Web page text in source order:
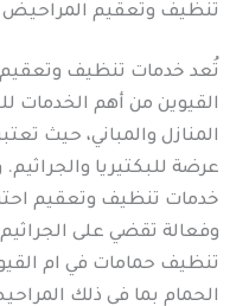
تنظيف وتعقيم المراحيض
تُعد خدمات تنظيف
القيوين من أهم الخدمات
المنازل والمباني، حيث
عرضة للبكتيريا
خدمات تنظيف وتعقيم
وفعالة تقضي على
تنظيف حمامات في ام
الحمام بما في ذلك